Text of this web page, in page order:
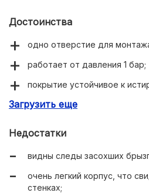
Достоинства
одно отверстие для
работает от давления 1 бар;
покрытие устойчивое к
в комплекте есть сетки-
Загрузить еще
Недостатки
видны следы засохших
очень легкий корпус, что
стенках;